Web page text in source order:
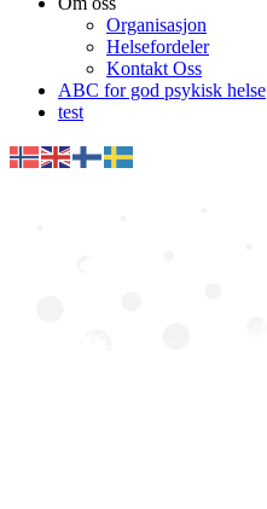
Organisasjon
Helsefordeler
Kontakt Oss
ABC for god psykisk helse
test